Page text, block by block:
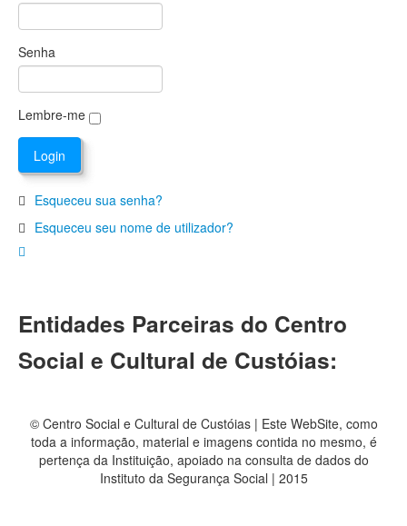
Senha
Lembre-me
Esqueceu sua senha?
Esqueceu seu nome de utilizador?
Entidades Parceiras do Centro
Social e Cultural de Custóias:
© Centro Social e Cultural de Custóias | Este WebSite, como
toda a informação, material e imagens contida no mesmo, é
pertença da Instituição, apoiado na consulta de dados do
Instituto da Segurança Social | 2015